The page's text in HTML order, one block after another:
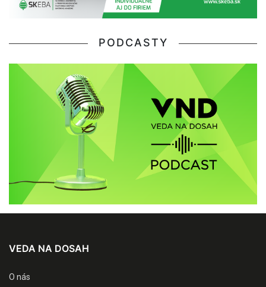
PODCASTY
VEDA NA DOSAH
O nás